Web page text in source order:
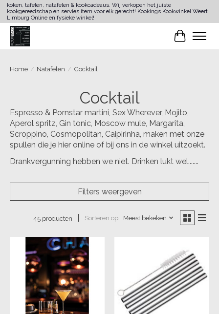
koken, tafelen, natafelen & kookcadeaus. Wij verkopen het juiste
kookgereedschap en servies item voor elk gerecht! Kookings Kookwinkel Weert
Limburg Online en fysieke winkel!
Home / Natafelen / Cocktail
Cocktail
Espresso & Pornstar martini, Sex Wherever, Mojito,
Aperol spritz, Gin tonic, Moscow mule, Margarita,
Scroppino, Cosmopolitan, Caipirinha, maken met onze
spullen die je hier online of bij ons in de winkel uitzoekt.
Drankvergunning hebben we niet. Drinken lukt wel.......
Filters weergeven
45 producten Sorteren op Meest bekeken